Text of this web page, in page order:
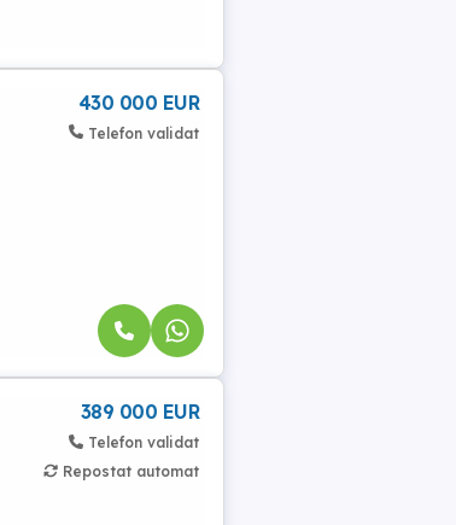
430 000 EUR
Telefon validat
389 000 EUR
Telefon validat
Repostat automat